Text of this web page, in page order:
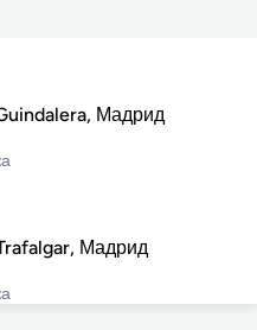
Мадрид
Мадрид